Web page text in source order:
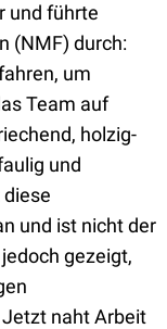
und führte
(NMF) durch:
um
Team auf
holzig-
und
und ist nicht der
gezeigt,
naht Arbeit